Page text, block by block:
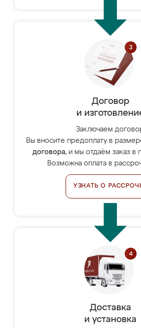
Договор
и
Заключаем
Вы вносите предоплату в
договора, и мы отдаём заказ в
Возможна оплата в
УЗНАТЬ О
Доставка
и установка